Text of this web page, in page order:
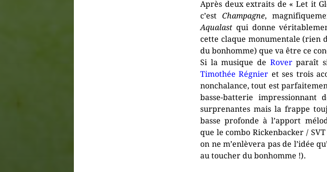
Après deux extraits de « Let it
c’estChampagne,
Aqualast qui donne
cette claque monumentale (rien
du bonhomme) que va être ce
Si la musique de Roverparaît
Timothée Régnier et ses trois
nonchalance, tout est
basse-batterie impressionnant
surprenantes mais la frappe
basse profonde à l’apport
que le combo Rickenbacker /
on ne m’enlèvera pas de l’idée
au toucher du bonhomme !).